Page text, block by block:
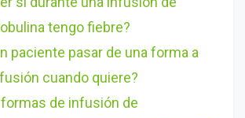
tengo fiebre?
paciente pasar de una forma a
cuando quiere?
de infusión de